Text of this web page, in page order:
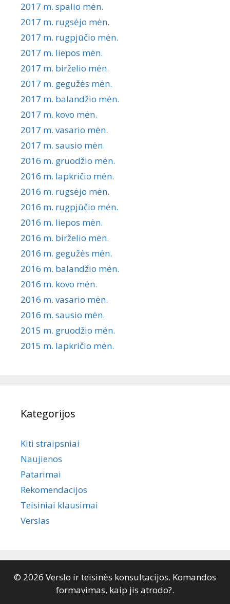
2017 m. spalio mėn.
2017 m. rugsėjo mėn.
2017 m. rugpjūčio mėn.
2017 m. liepos mėn.
2017 m. birželio mėn.
2017 m. gegužės mėn.
2017 m. balandžio mėn.
2017 m. kovo mėn.
2017 m. vasario mėn.
2017 m. sausio mėn.
2016 m. gruodžio mėn.
2016 m. lapkričio mėn.
2016 m. rugsėjo mėn.
2016 m. rugpjūčio mėn.
2016 m. liepos mėn.
2016 m. birželio mėn.
2016 m. gegužės mėn.
2016 m. balandžio mėn.
2016 m. kovo mėn.
2016 m. vasario mėn.
2016 m. sausio mėn.
2015 m. gruodžio mėn.
2015 m. lapkričio mėn.
Kategorijos
Kiti straipsniai
Naujienos
Patarimai
Rekomendacijos
Teisiniai klausimai
Verslas
© 2026 Verslo ir teisinės konsultacijos. Komandos
formavimas, kaip jis atrodo?.